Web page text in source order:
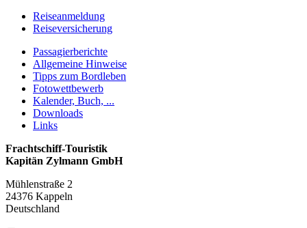
Reiseanmeldung
Reiseversicherung
Passagierberichte
Allgemeine Hinweise
Tipps zum Bordleben
Fotowettbewerb
Kalender, Buch, ...
Downloads
Links
Frachtschiff-Touristik
Kapitän Zylmann GmbH
Mühlenstraße 2
24376 Kappeln
Deutschland